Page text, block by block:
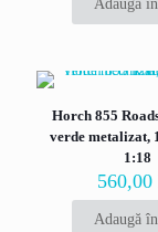
Adaugă
Horch 855
verde metalizat,
1:18
560,00
Adaugă